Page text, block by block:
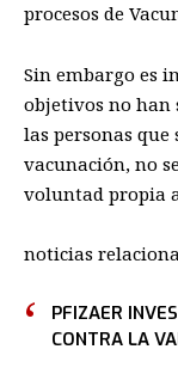
procesos de
Sin embargo es
objetivos no han
las personas que
vacunación, no
voluntad propia
noticias
PFIZAER
CONTRA LA